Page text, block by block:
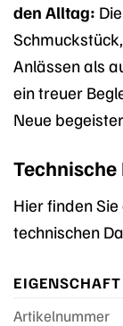
den Alltag:
Anlässen als
ein treuer
Neue
Hier finden
technischen
EIGENSCHAFT
Artikelnummer